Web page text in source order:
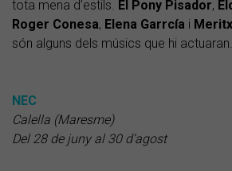
tota mena d’estils. El Pony Pisador,
Roger Conesa, Elena Garrcía i
són alguns dels músics que hi actuaran.
NEC
Calella (Maresme)
Del 28 de juny al 30 d’agost